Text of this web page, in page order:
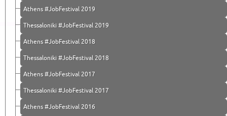
Athens #JobFestival 2019
Thessaloniki #JobFestival 2019
Athens #JobFestival 2018
Thessaloniki #JobFestival 2018
Athens #JobFestival 2017
Τhessaloniki #JobFestival 2017
Athens #JobFestival 2016